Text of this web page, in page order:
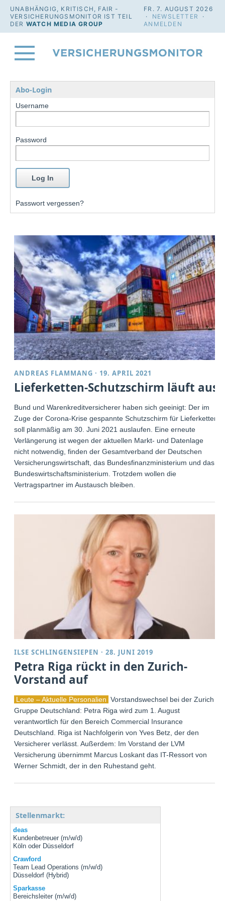
UNABHÄNGIG, KRITISCH, FAIR -
VERSICHERUNGSMONITOR IST TEIL
DER WATCH MEDIA GROUP
FR. 7. AUGUST 2026
· NEWSLETTER
·
ANMELDEN
Abo-Login
Username
Password
Passwort vergessen?
ANDREAS FLAMMANG · 19. APRIL 2021
Lieferketten-Schutzschirm läuft aus
Bund und Warenkreditversicherer haben sich geeinigt: Der im
Zuge der Corona-Krise gespannte Schutzschirm für Lieferketten
soll planmäßig am 30. Juni 2021 auslaufen. Eine erneute
Verlängerung ist wegen der aktuellen Markt- und Datenlage
nicht notwendig, finden der Gesamtverband der Deutschen
Versicherungswirtschaft, das Bundesfinanzministerium und das
Bundeswirtschaftsministerium. Trotzdem wollen die
Vertragspartner im Austausch bleiben.
ILSE SCHLINGENSIEPEN ·28. JUNI 2019
Petra Riga rückt in den Zurich-
Vorstand auf
Leute – Aktuelle Personalien Vorstandswechsel bei der Zurich
Gruppe Deutschland: Petra Riga wird zum 1. August
verantwortlich für den Bereich Commercial Insurance
Deutschland. Riga ist Nachfolgerin von Yves Betz, der den
Versicherer verlässt. Außerdem: Im Vorstand der LVM
Versicherung übernimmt Marcus Loskant das IT-Ressort von
Werner Schmidt, der in den Ruhestand geht.
Stellenmarkt:
deas
Kundenbetreuer (m/w/d)
Köln oder Düsseldorf
Crawford
Team Lead Operations (m/w/d)
Düsseldorf (Hybrid)
Sparkasse
Bereichsleiter (m/w/d)